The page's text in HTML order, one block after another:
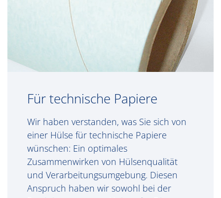
Für technische Papiere
Wir haben verstanden, was Sie sich von
einer Hülse für technische Papiere
wünschen: Ein optimales
Zusammenwirken von Hülsenqualität
und Verarbeitungsumgebung. Diesen
Anspruch haben wir sowohl bei der